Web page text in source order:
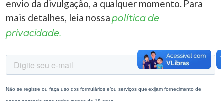
envio da divulgação, a qualquer momento. Para
mais detalhes, leia nossa política de
privacidade.